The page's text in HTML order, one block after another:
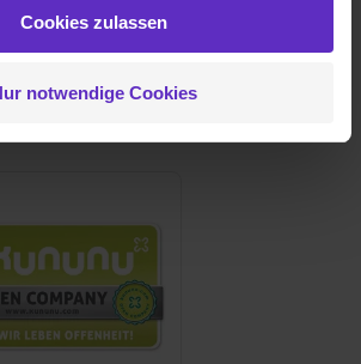
du dem Setzen der Cookies und der
dir nach Setzen der Cookies externe
oder Posts) angezeigt und hierfür
Daten an Social Media
Sitz in den USA, übermittelt werden.
kannst du auch später noch im
Cookies zulassen
notwendige Cookies
TOP COMPANY